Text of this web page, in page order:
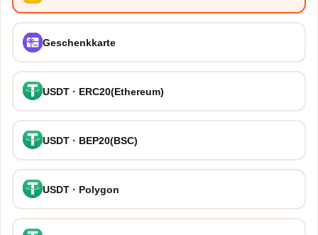
Geschenkkarte
USDT · ERC20(Ethereum)
USDT · BEP20(BSC)
USDT · Polygon